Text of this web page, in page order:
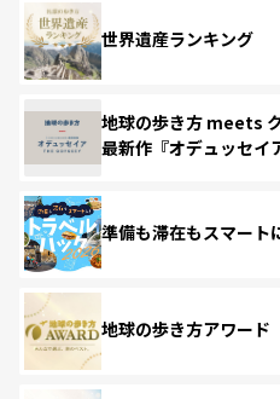
世界遺産ランキング
地球の歩き方 meets
最新作『オデュッセイ
準備も滞在もスマー
地球の歩き方アワード